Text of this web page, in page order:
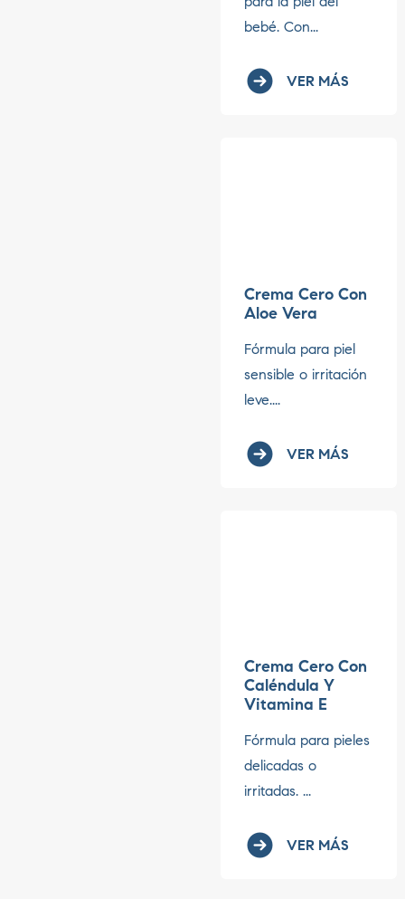
bebé. Con...
VER MÁS
Crema Cero Con
Aloe Vera
Fórmula para piel
sensible o irritación
leve....
VER MÁS
Crema Cero Con
Caléndula Y
Vitamina E
Fórmula para pieles
delicadas o
irritadas. ...
VER MÁS